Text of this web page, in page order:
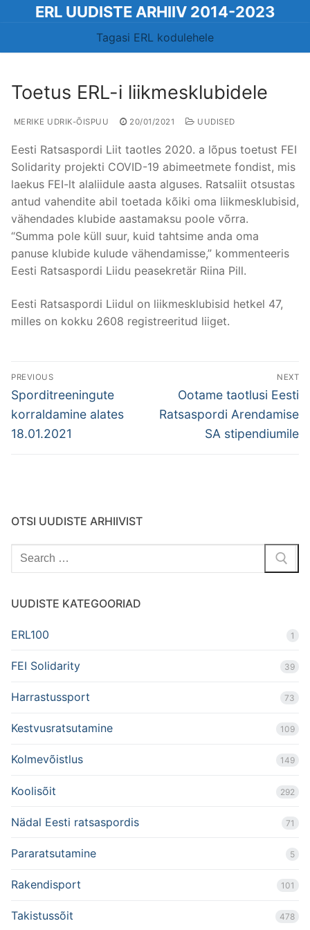
ERL UUDISTE ARHIIV 2014-2023
Tagasi ERL kodulehele
Toetus ERL-i liikmesklubidele
MERIKE UDRIK-ÕISPUU 20/01/2021 UUDISED
Eesti Ratsaspordi Liit taotles 2020. a lõpus toetust FEI
Solidarity projekti COVID-19 abimeetmete fondist, mis
laekus FEI-lt alaliidule aasta alguses. Ratsaliit otsustas
antud vahendite abil toetada kõiki oma liikmesklubisid,
vähendades klubide aastamaksu poole võrra.
“Summa pole küll suur, kuid tahtsime anda oma
panuse klubide kulude vähendamisse,” kommenteeris
Eesti Ratsaspordi Liidu peasekretär Riina Pill.
Eesti Ratsaspordi Liidul on liikmesklubisid hetkel 47,
milles on kokku 2608 registreeritud liiget.
Post
navigation
PREVIOUS
Previous
post:
Sporditreeningute
korraldamine alates
18.01.2021
NEXT
Next
post:
Ootame taotlusi Eesti
Ratsaspordi Arendamise
SA stipendiumile
OTSI UUDISTE ARHIIVIST
Search
for:
UUDISTE KATEGOORIAD
ERL100 1
FEI Solidarity 39
Harrastussport 73
Kestvusratsutamine 109
Kolmevõistlus 149
Koolisõit 292
Nädal Eesti ratsaspordis 71
Pararatsutamine 5
Rakendisport 101
Takistussõit 478